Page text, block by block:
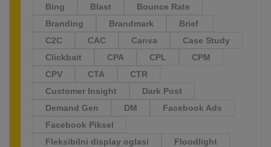
Bing
Blast
Bounce Rate
Branding
Brandmark
Brief
C2C
CAC Canva
Case Study
Clickbait
CPA CPL
CPM
CPV
CTA
CTR
Customer Insight
Dark Post
Demand Gen
DM
Facebook Ads
Facebook Piksel
Fleksibilni display oglasi
Floodlight